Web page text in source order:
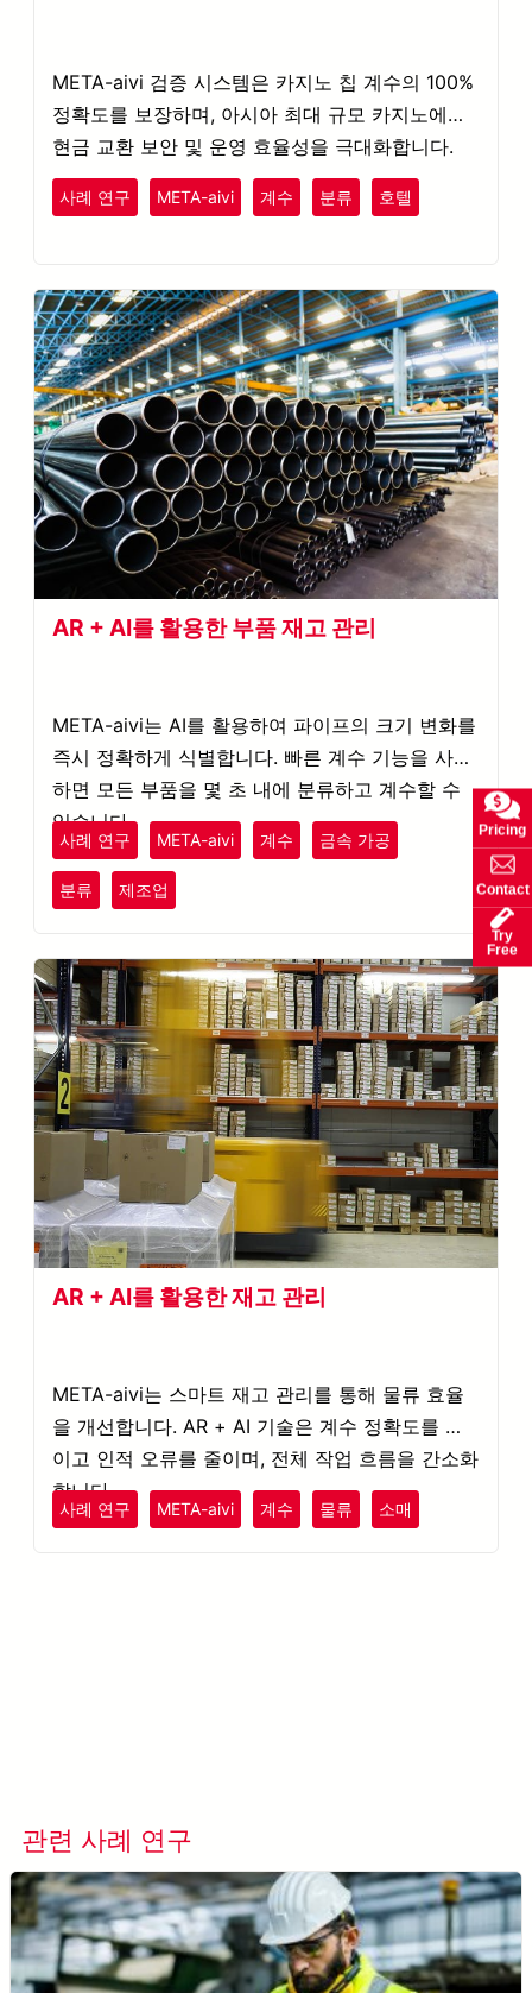
META-aivi 검증 시스템은 카지노 칩 계수의 100%
정확도를 보장하며, 아시아 최대 규모 카지노에서
현금 교환 보안 및 운영 효율성을 극대화합니다.
사례 연구 META-aivi 계수 분류 호텔
AR + AI를 활용한 부품 재고 관리
META-aivi는 AI를 활용하여 파이프의 크기 변화를
즉시 정확하게 식별합니다. 빠른 계수 기능을 사용
하면 모든 부품을 몇 초 내에 분류하고 계수할 수
있습니다.
사례 연구 META-aivi 계수 금속 가공
분류 제조업
AR + AI를 활용한 재고 관리
META-aivi는 스마트 재고 관리를 통해 물류 효율
을 개선합니다. AR + AI 기술은 계수 정확도를 높
이고 인적 오류를 줄이며, 전체 작업 흐름을 간소화
합니다.
사례 연구 META-aivi 계수 물류 소매
관련 사례 연구
Pricing
Contact
Try
Free